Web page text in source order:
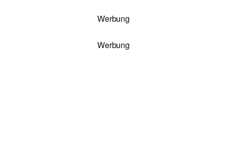
Werbung
Werbung